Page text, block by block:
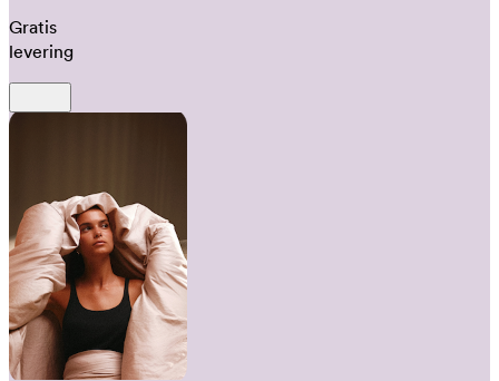
Gratis
levering